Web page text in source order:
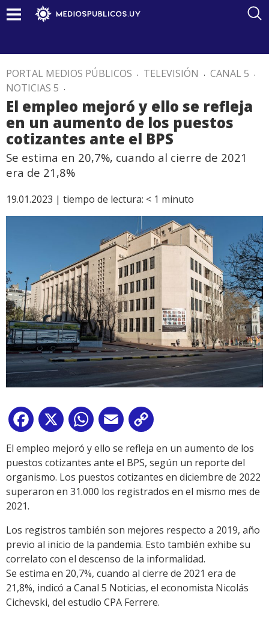
PORTAL MEDIOS PÚBLICOS . TELEVISIÓN . CANAL 5 .
NOTICIAS 5 .
El empleo mejoró y ello se refleja
en un aumento de los puestos
cotizantes ante el BPS
Se estima en 20,7%, cuando al cierre de 2021
era de 21,8%
19.01.2023 | tiempo de lectura: < 1 minuto
Facebook
X WhatsApp
Email
Link
El empleo mejoró y ello se refleja en un aumento de los
puestos cotizantes ante el BPS, según un reporte del
organismo. Los puestos cotizantes en diciembre de 2022
superaron en 31.000 los registrados en el mismo mes de
2021.
Los registros también son mejores respecto a 2019, año
previo al inicio de la pandemia. Esto también exhibe su
correlato con el descenso de la informalidad.
Se estima en 20,7%, cuando al cierre de 2021 era de
21,8%, indicó a Canal 5 Noticias, el economista Nicolás
Cichevski, del estudio CPA Ferrere.